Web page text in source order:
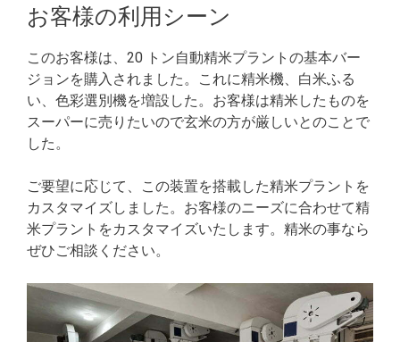
お客様の利用シーン
このお客様は、20 トン自動精米プラントの基本バー
ジョンを購入されました。これに精米機、白米ふる
い、色彩選別機を増設した。お客様は精米したものを
スーパーに売りたいので玄米の方が厳しいとのことで
した。
ご要望に応じて、この装置を搭載した精米プラントを
カスタマイズしました。お客様のニーズに合わせて精
米プラントをカスタマイズいたします。精米の事なら
ぜひご相談ください。